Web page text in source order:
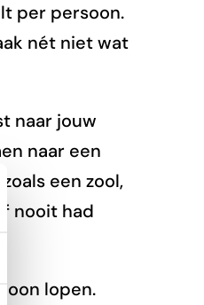
per persoon.
nét niet wat
naar jouw
naar een
een zool,
nooit had
lopen.